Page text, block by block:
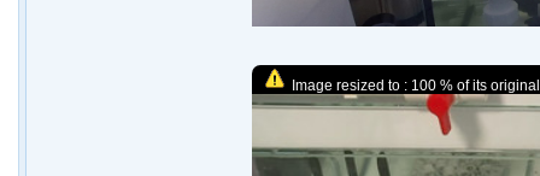
Image resized to : 100 % of its